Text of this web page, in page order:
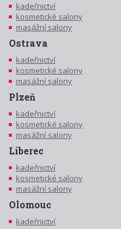
kadeřnictví
kosmetické salony
masážní salony
Ostrava
kadeřnictví
kosmetické salony
masážní salony
Plzeň
kadeřnictví
kosmetické salony
masážní salony
Liberec
kadeřnictví
kosmetické salony
masážní salony
Olomouc
kadeřnictví